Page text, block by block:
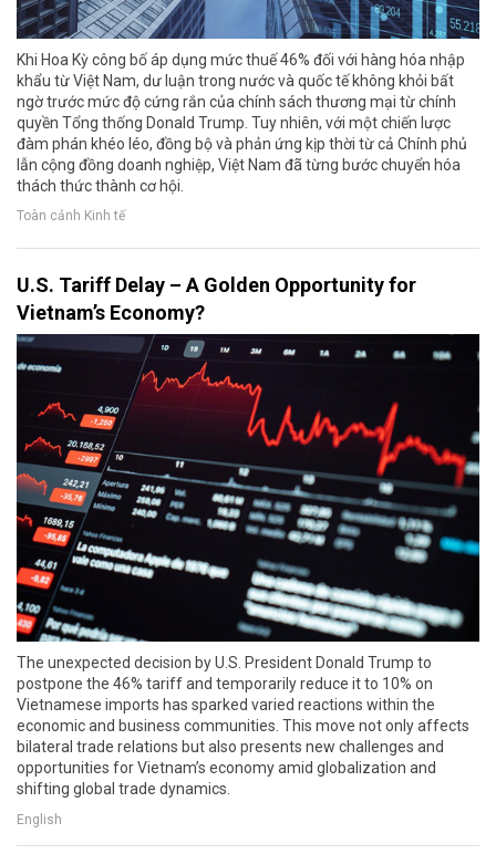
Khi Hoa Kỳ công bố áp dụng mức thuế 46% đối với hàng hóa nhập
khẩu từ Việt Nam, dư luận trong nước và quốc tế không khỏi bất
ngờ trước mức độ cứng rắn của chính sách thương mại từ chính
quyền Tổng thống Donald Trump. Tuy nhiên, với một chiến lược
đàm phán khéo léo, đồng bộ và phản ứng kịp thời từ cả Chính phủ
lẫn cộng đồng doanh nghiệp, Việt Nam đã từng bước chuyển hóa
thách thức thành cơ hội.
Toàn cảnh Kinh tế
U.S. Tariff Delay – A Golden Opportunity for
Vietnam’s Economy?
The unexpected decision by U.S. President Donald Trump to
postpone the 46% tariff and temporarily reduce it to 10% on
Vietnamese imports has sparked varied reactions within the
economic and business communities. This move not only affects
bilateral trade relations but also presents new challenges and
opportunities for Vietnam’s economy amid globalization and
shifting global trade dynamics.
English